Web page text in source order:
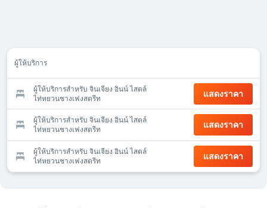
ผู้ให้บริการ
ผู้ให้บริการสำหรับ จินเจียง อินน์ ไสตล์
ไท่หยวนชางเฟงสตรีท
แสดงราคา
ผู้ให้บริการสำหรับ จินเจียง อินน์ ไสตล์
ไท่หยวนชางเฟงสตรีท
แสดงราคา
ผู้ให้บริการสำหรับ จินเจียง อินน์ ไสตล์
ไท่หยวนชางเฟงสตรีท
แสดงราคา